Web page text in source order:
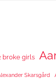
broke girls
Skarsgård